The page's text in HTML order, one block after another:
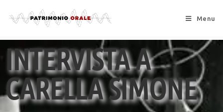
Menu
INTERVISTA A
CARELLA SIMONE